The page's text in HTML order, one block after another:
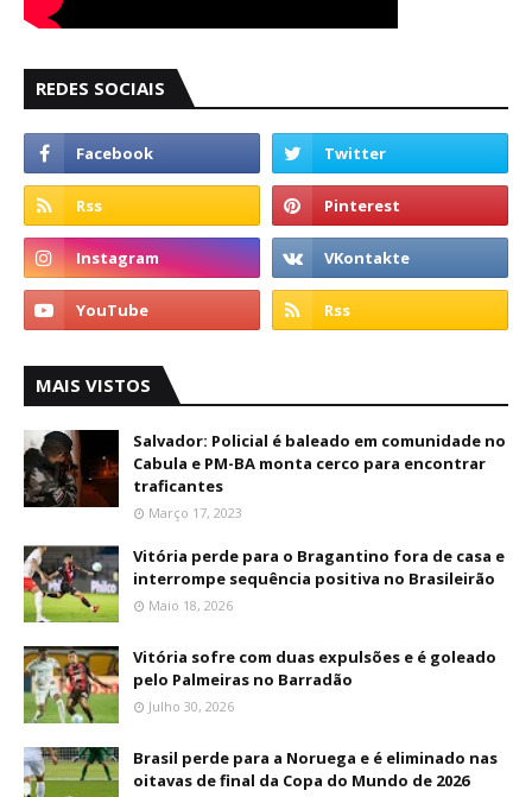
REDES SOCIAIS
MAIS VISTOS
Salvador: Policial é baleado em comunidade no
Cabula e PM-BA monta cerco para encontrar
traficantes
Março 17, 2023
Vitória perde para o Bragantino fora de casa e
interrompe sequência positiva no Brasileirão
Maio 18, 2026
Vitória sofre com duas expulsões e é goleado
pelo Palmeiras no Barradão
Julho 30, 2026
Brasil perde para a Noruega e é eliminado nas
oitavas de final da Copa do Mundo de 2026